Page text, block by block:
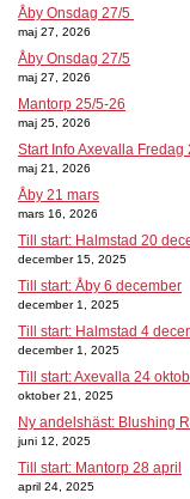
Åby Onsdag 27/5
maj 27, 2026
Åby Onsdag 27/5
maj 27, 2026
Mantorp 25/5-26
maj 25, 2026
Start Info Axevalla Fredag
maj 21, 2026
Åby 21 mars
mars 16, 2026
Till start: Halmstad 20
december 15, 2025
Till start: Åby 6 december
december 1, 2025
Till start: Halmstad 4
december 1, 2025
Till start: Axevalla 24
oktober 21, 2025
Ny andelshäst: Blushing
juni 12, 2025
Till start: Mantorp 28 april
april 24, 2025